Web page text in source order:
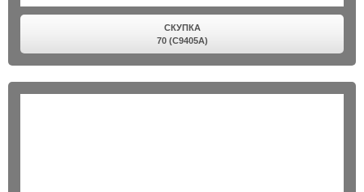
СКУПКА
70 (C9405A)